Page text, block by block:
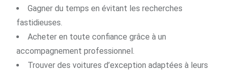
Gagner du temps en évitant les recherches
fastidieuses.
Acheter en toute confiance grâce à un
accompagnement professionnel.
Trouver des voitures d’exception adaptées à leurs